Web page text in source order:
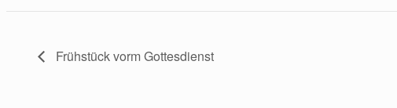
Frühstück vorm Gottesdienst